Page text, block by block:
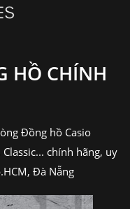
HỒ CHÍNH
Đồng hồ Casio
Classic... chính hãng, uy
Đà Nẵng